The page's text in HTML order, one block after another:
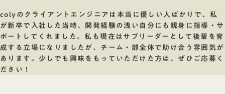
colyのクライアントエンジニアは本当に優しい人ばかりで、私
が新卒で入社した当時、開発経験の浅い自分にも親身に指導・サ
ポートしてくれました。私も現在はサブリーダーとして後輩を育
成する立場になりましたが、チーム・部全体で助け合う雰囲気が
あります。少しでも興味をもっていただけた方は、ぜひご応募く
ださい！